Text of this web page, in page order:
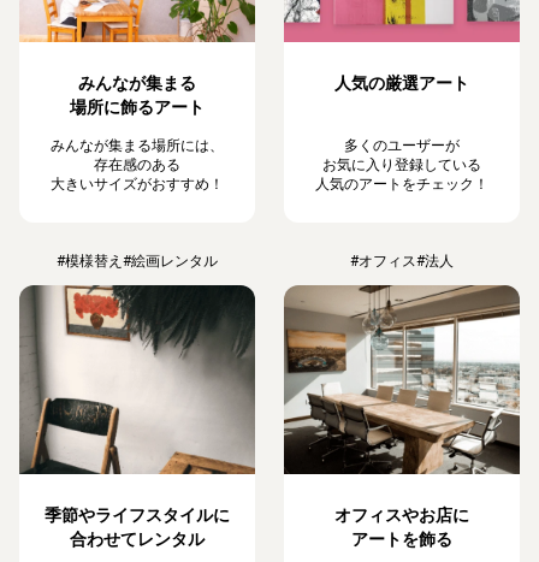
みんなが集まる
場所に飾るアート
みんなが集まる場所には、
存在感のある
大きいサイズがおすすめ！
人気の厳選アート
多くのユーザーが
お気に入り登録している
人気のアートをチェック！
#模様替え #絵画レンタル
季節やライフスタイルに
合わせてレンタル
#オフィス#法人
オフィスやお店に
アートを飾る